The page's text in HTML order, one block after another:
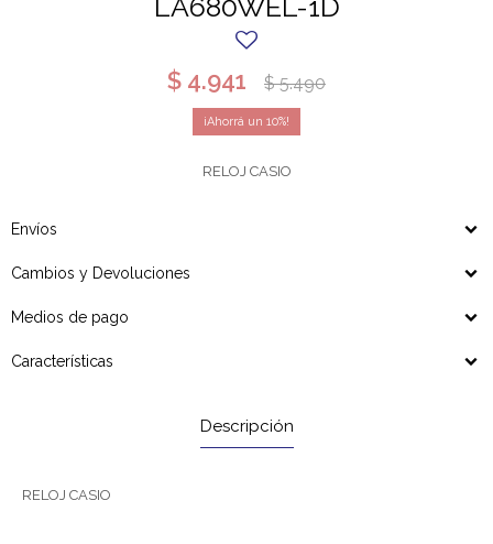
LA680WEL-1D
$ 4.941 $ 5.490
10
RELOJ CASIO
Envíos
Cambios y Devoluciones
Medios de pago
Características
Descripción
RELOJ CASIO